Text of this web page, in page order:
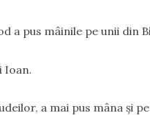
a pus mâinile pe unii din
Ioan.
a mai pus mâna şi